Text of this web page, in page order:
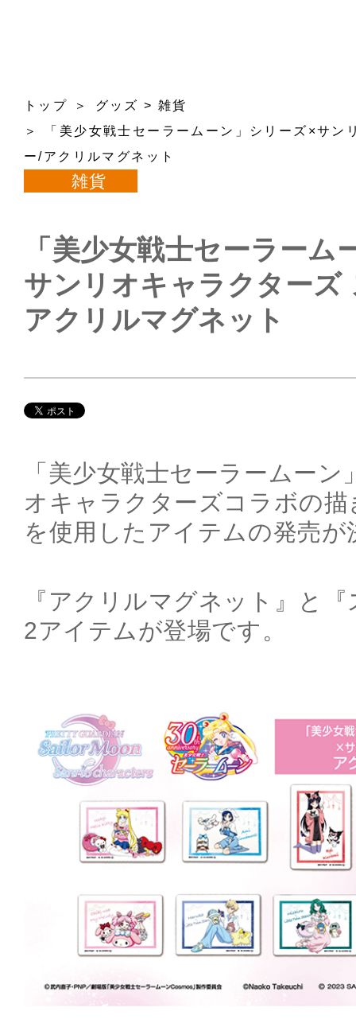
トップ グッズ >雑貨
「美少女戦士セーラームーン」シリーズ×サ
ー/アクリルマグネット
雑貨
「美少女戦士セーラーム
サンリオキャラクターズ
アクリルマグネット
「美少女戦士セーラームー
オキャラクターズコラボの
を使用したアイテムの発売が
『アクリルマグネット』と
2アイテムが登場です。